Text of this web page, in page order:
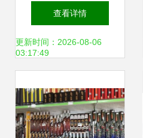
高、价格低、售后
好的四重保障
查看详情
更新时间：2026-08-06
03:17:49